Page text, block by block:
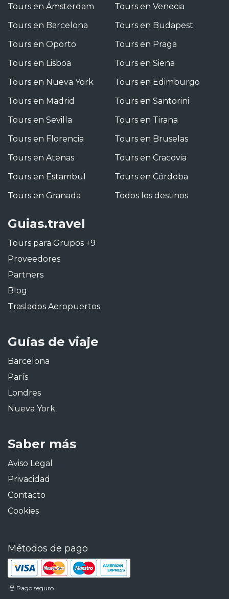
Tours en Ámsterdam
Tours en Barcelona
Tours en Oporto
Tours en Lisboa
Tours en Nueva York
Tours en Madrid
Tours en Sevilla
Tours en Florencia
Tours en Atenas
Tours en Estambul
Tours en Granada
Tours en Venecia
Tours en Budapest
Tours en Praga
Tours en Siena
Tours en Edimburgo
Tours en Santorini
Tours en Tirana
Tours en Bruselas
Tours en Cracovia
Tours en Córdoba
Todos los destinos
Guias.travel
Tours para Grupos +9
Proveedores
Partners
Blog
Traslados Aeropuertos
Guías de viaje
Barcelona
París
Londres
Nueva York
Saber más
Aviso Legal
Privacidad
Contacto
Cookies
Métodos de pago
Pago seguro